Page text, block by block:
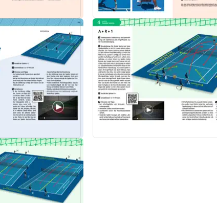
werden aus der Kombi­nation von Spaß, Kondition,
illustriert.